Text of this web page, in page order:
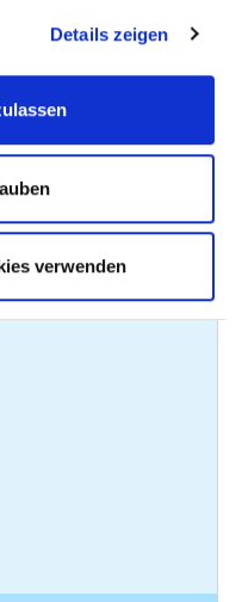
Details zeigen
verwenden
5-452.63